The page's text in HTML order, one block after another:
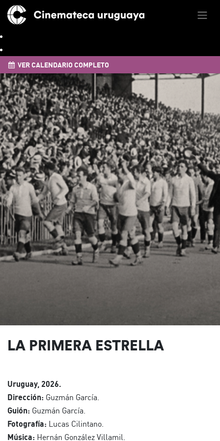
VER CALENDARIO COMPLETO
LA PRIMERA ESTRELLA
Uruguay, 2026.
Dirección: Guzmán García.
Guión: Guzmán García.
Fotografía: Lucas Cilintano.
Música: Hernán González Villamil.